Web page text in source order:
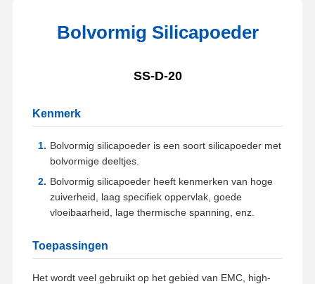
Bolvormig Silicapoeder
SS-D-20
Kenmerk
Bolvormig silicapoeder is een soort silicapoeder met
bolvormige deeltjes.
Bolvormig silicapoeder heeft kenmerken van hoge
zuiverheid, laag specifiek oppervlak, goede
vloeibaarheid, lage thermische spanning, enz.
Toepassingen
Het wordt veel gebruikt op het gebied van EMC, high-